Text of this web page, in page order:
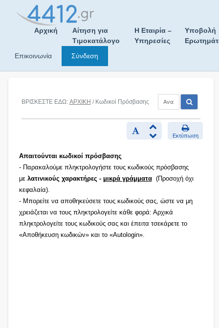
Αρχική
Αίτηση για
Τιμοκατάλογο
Η Εταιρία –
Υπηρεσίες
Υποβολή
Επικοινωνία
Σύνδεση
ΒΡΙΣΚΕΣΤΕ ΕΔΩ: ΑΡΧΙΚΗ / Κωδικοί Πρόσβασης
Εκτύπωση
Απαιτούνται κωδικοί πρόσβασης
- Παρακαλούμε πληκτρολογήστε τους κωδικούς πρόσβασης
με λατινικούς χαρακτήρες - μικρά γράμματα(Προσοχή όχι
κεφαλαία).
- Μπορείτε να αποθηκεύσετε τους κωδικούς σας, ώστε να μη
χρειάζεται να τους πληκτρολογείτε κάθε φορά: Αρχικά
πληκτρολογείτε τους κωδικούς σας και έπειτα τσεκάρετε το
«Αποθήκευση κωδικών» και το «Autologin».